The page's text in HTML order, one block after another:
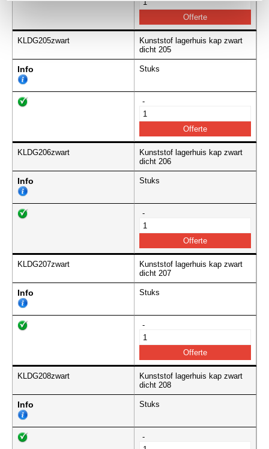
KLDG205zwart
Kunststof lagerhuis kap zwart
dicht 205
Info Stuks
-
KLDG206zwart
Kunststof lagerhuis kap zwart
dicht 206
Info Stuks
-
KLDG207zwart
Kunststof lagerhuis kap zwart
dicht 207
Info Stuks
-
KLDG208zwart
Kunststof lagerhuis kap zwart
dicht 208
Info Stuks
-